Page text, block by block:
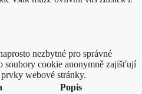
nezbytné pro správné
soubory cookie anonymně zajišťují
webové stránky.
Popis